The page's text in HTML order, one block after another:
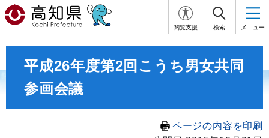
閲覧支援 検索 メニュー
平成26年度第2回こうち男女共同
参画会議
ページの内容を印刷